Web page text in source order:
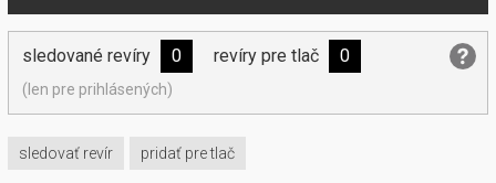
sledované revíry 0 revíry pre tlač 0
(len pre prihlásených)
sledovať revír pridať pre tlač